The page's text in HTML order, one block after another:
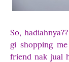
So,
gi shopping
friend nak jual